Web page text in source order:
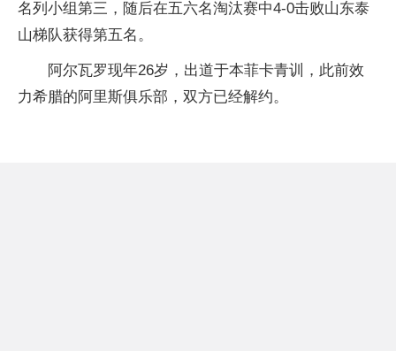
名列小组第三，随后在五六名淘汰赛中4-0击败山东泰
山梯队获得第五名。
阿尔瓦罗现年26岁，出道于本菲卡青训，此前效
力希腊的阿里斯俱乐部，双方已经解约。